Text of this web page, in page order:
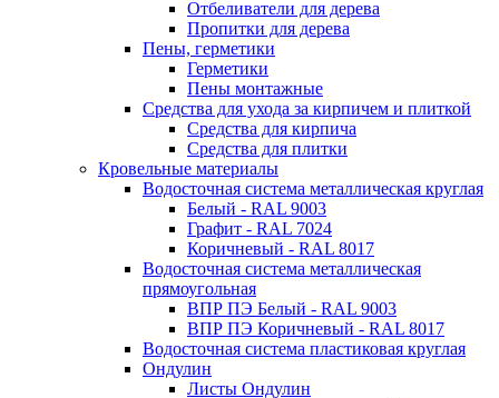
Отбеливатели для дерева
Пропитки для дерева
Пены, герметики
Герметики
Пены монтажные
Средства для ухода за кирпичем и плиткой
Средства для кирпича
Средства для плитки
Кровельные материалы
Водосточная система металлическая круглая
Белый - RAL 9003
Графит - RAL 7024
Коричневый - RAL 8017
Водосточная система металлическая
прямоугольная
ВПР ПЭ Белый - RAL 9003
ВПР ПЭ Коричневый - RAL 8017
Водосточная система пластиковая круглая
Ондулин
Листы Ондулин